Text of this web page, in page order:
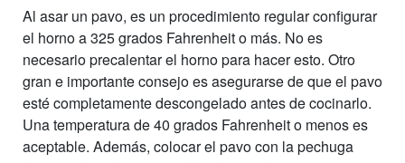
Al asar un pavo, es un procedimiento regular configurar
el horno a 325 grados Fahrenheit o más. No es
necesario precalentar el horno para hacer esto. Otro
gran e importante consejo es asegurarse de que el pavo
esté completamente descongelado antes de cocinarlo.
Una temperatura de 40 grados Fahrenheit o menos es
aceptable. Además, colocar el pavo con la pechuga